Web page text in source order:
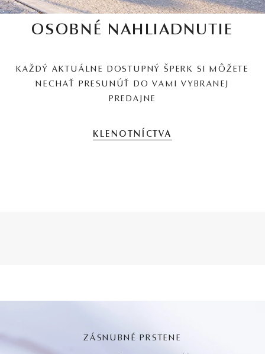
OSOBNÉ NAHLIADNUTIE
KAŽDÝ AKTUÁLNE DOSTUPNÝ ŠPERK SI MÔŽETE
NECHAŤ PRESUNÚŤ DO VAMI VYBRANEJ
PREDAJNE
KLENOTNÍCTVA
ZÁSNUBNÉ PRSTENE